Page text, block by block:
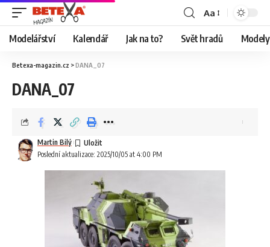
Aa
Modelářství Kalendář Jak na to? Svět hradů
Betexa-magazin.cz >DANA_07
DANA_07
Poslední aktualizace: 2025/10/05 at 4:00 PM
Martin Bilý